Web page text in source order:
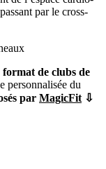
par le cross-
format de clubs de
personnalisée du
par MagicFit ⇩